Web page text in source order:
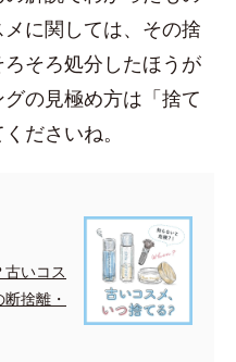
に関しては、その捨
そろ処分したほうが
の見極め方は「捨て
ださいね。
いコス
捨離・